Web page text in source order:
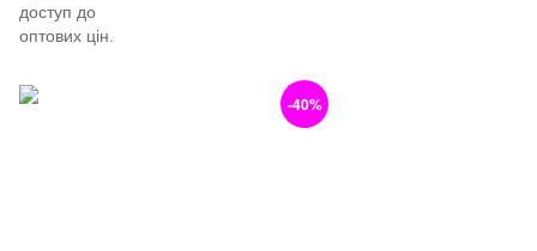
доступ до
оптових цін.
-40%